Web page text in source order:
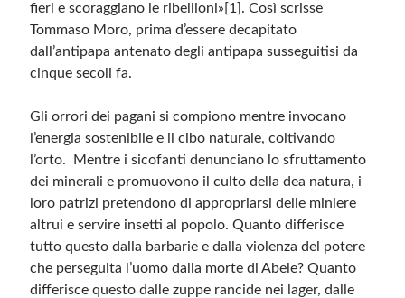
fieri e scoraggiano le ribellioni»[1]. Così scrisse
Tommaso Moro, prima d’essere decapitato
dall’antipapa antenato degli antipapa susseguitisi da
cinque secoli fa.
Gli orrori dei pagani si compiono mentre invocano
l’energia sostenibile e il cibo naturale, coltivando
l’orto. Mentre i sicofanti denunciano lo sfruttamento
dei minerali e promuovono il culto della dea natura, i
loro patrizi pretendono di appropriarsi delle miniere
altrui e servire insetti al popolo. Quanto differisce
tutto questo dalla barbarie e dalla violenza del potere
che perseguita l’uomo dalla morte di Abele? Quanto
differisce questo dalle zuppe rancide nei lager, dalle